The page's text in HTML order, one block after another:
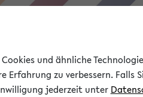
und ähnliche
Erfahrung zu verbessern.
jederzeit unter